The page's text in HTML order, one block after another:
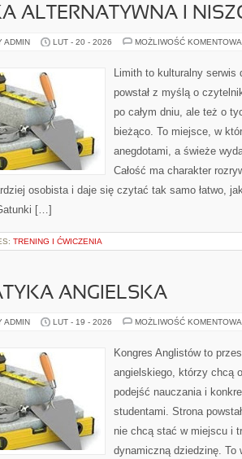
ALTERNATYWNA I
ADMIN LUT - 20 - 2026 MOŻLIWOŚĆ
Limith to kulturalny serwis
powstał z myślą o
po całym dniu, ale też o
bieżąco. To miejsce, w
anegdotami, a świeże
Całość ma charakter
osobista i daje się czytać tak samo łatwo,
[…]
TRENING I ĆWICZENIA
ANGIELSKA
ADMIN LUT - 19 - 2026 MOŻLIWOŚĆ
Kongres Anglistów to
angielskiego, którzy chcą
podejść nauczania i
studentami. Strona
nie chcą stać w miejscu i
dynamiczną dziedzinę. To